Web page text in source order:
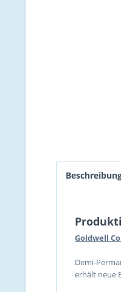
Goldwell
Demi-
erhält neue